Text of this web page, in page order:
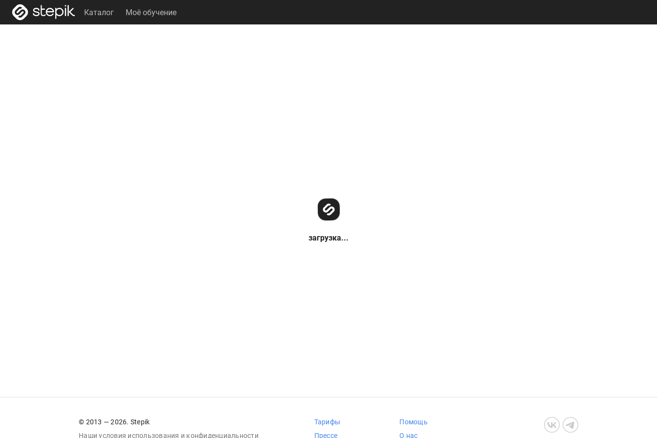
Каталог Моё обучение
загрузка...
© 2013 — 2026. Stepik
Наши условия использования и конфиденциальности
Тарифы
Прессе
Помощь
О нас